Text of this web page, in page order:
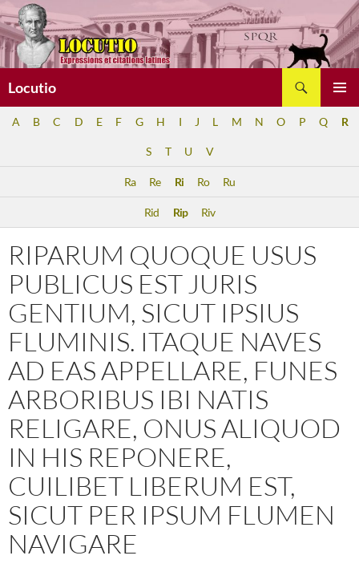
Aller
au
contenu
Locutio
A B C D E F G H I J L M N O P Q R
S T U V
Ra Re Ri Ro Ru
Rid Rip Riv
RIPARUM QUOQUE USUS
PUBLICUS EST JURIS
GENTIUM, SICUT IPSIUS
FLUMINIS. ITAQUE NAVES
AD EAS APPELLARE, FUNES
ARBORIBUS IBI NATIS
RELIGARE, ONUS ALIQUOD
IN HIS REPONERE,
CUILIBET LIBERUM EST,
SICUT PER IPSUM FLUMEN
NAVIGARE